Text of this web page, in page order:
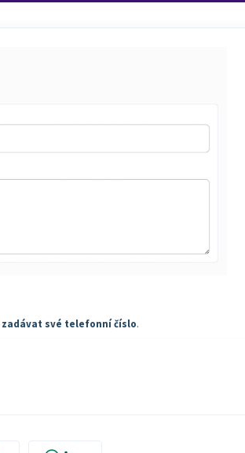
zadávat své telefonní číslo.